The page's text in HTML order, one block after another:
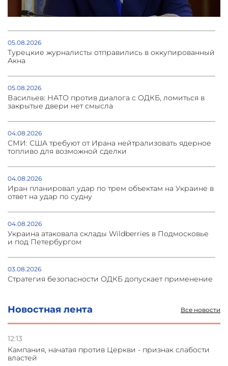
Новостная лента Все новости
12:13
Кампания, начатая против Церкви - признак слабости
властей
05.08.2026
Турецкие журналисты отправились в оккупированный
Акна
05.08.2026
Васильев: НАТО против диалога с ОДКБ, ломиться в
закрытые двери нет смысла
04.08.2026
СМИ: США требуют от Ирана нейтрализовать ядерное
топливо для возможной сделки
04.08.2026
Иран планировал удар по трем объектам на Украине в
ответ на удар по судну
04.08.2026
Украина атаковала склады Wildberries в Подмосковье
и под Петербургом
03.08.2026
Стратегия безопасности ОДКБ допускает применение
03.08.2026
Нассим Талеб отказался выступить с лекцией в
31.07.2026